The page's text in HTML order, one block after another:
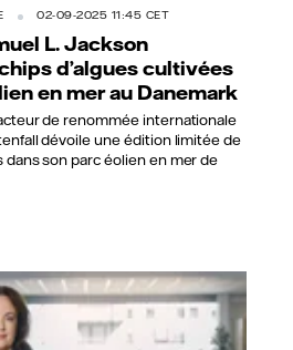
02-09-2025 11:45 CET
L. Jackson
d’algues cultivées
en mer au Danemark
de renommée internationale
dévoile une édition limitée de
dans son parc éolien en mer de